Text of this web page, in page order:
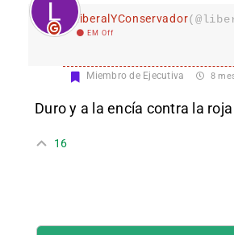
LiberalYConservador
EM Off
Miembro de Ejecutiva 8
Duro y a la encía contra la
16